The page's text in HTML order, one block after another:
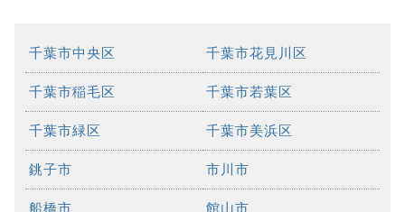
千葉市中央区 千葉市花見川区
千葉市稲毛区 千葉市若葉区
千葉市緑区 千葉市美浜区
銚子市 市川市
船橋市 館山市